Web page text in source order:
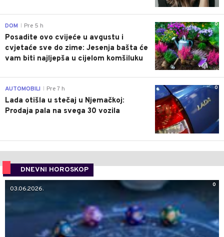
0
DOM Pre 5 h
Posadite ovo cvijeće u avgustu i
cvjetaće sve do zime: Jesenja bašta će
vam biti najljepša u cijelom komšiluku
0
AUTOMOBILI Pre 7 h
Lada otišla u stečaj u Njemačkoj:
Prodaja pala na svega 30 vozila
DNEVNI HOROSKOP
0
03.06.2026.